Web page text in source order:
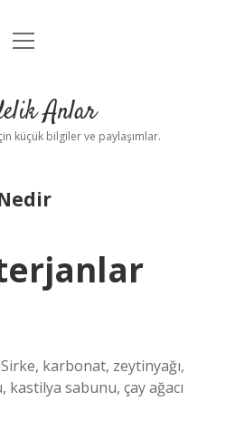
Anasayfa
Uyarı
menüyü
Anlar
küçük bilgiler ve paylaşımlar.
karbonat, zeytinyağı,
sabunu, çay ağacı